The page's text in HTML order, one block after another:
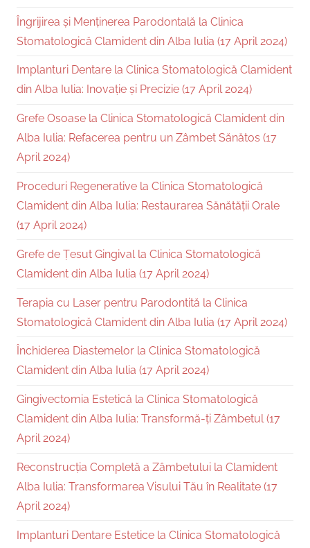
Îngrijirea și Menținerea Parodontală la Clinica
Stomatologică Clamident din Alba Iulia (17 April 2024)
Implanturi Dentare la Clinica Stomatologică Clamident
din Alba Iulia: Inovație și Precizie (17 April 2024)
Grefe Osoase la Clinica Stomatologică Clamident din
Alba Iulia: Refacerea pentru un Zâmbet Sănătos (17
April 2024)
Proceduri Regenerative la Clinica Stomatologică
Clamident din Alba Iulia: Restaurarea Sănătății Orale
(17 April 2024)
Grefe de Țesut Gingival la Clinica Stomatologică
Clamident din Alba Iulia (17 April 2024)
Terapia cu Laser pentru Parodontită la Clinica
Stomatologică Clamident din Alba Iulia (17 April 2024)
Închiderea Diastemelor la Clinica Stomatologică
Clamident din Alba Iulia (17 April 2024)
Gingivectomia Estetică la Clinica Stomatologică
Clamident din Alba Iulia: Transformă-ți Zâmbetul (17
April 2024)
Reconstrucția Completă a Zâmbetului la Clamident
Alba Iulia: Transformarea Visului Tău în Realitate (17
April 2024)
Implanturi Dentare Estetice la Clinica Stomatologică